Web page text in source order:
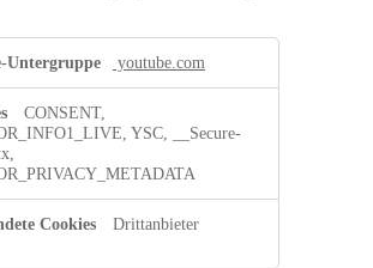
youtube.com
CONSENT,
YSC, __Secure-
Drittanbieter